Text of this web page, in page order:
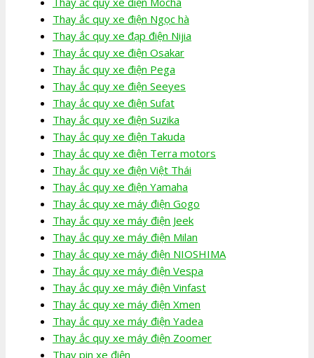
Thay ắc quy xe điện Ngọc hà
Thay ắc quy xe đạp điện Nijia
Thay ắc quy xe điện Osakar
Thay ắc quy xe điện Pega
Thay ắc quy xe điện Seeyes
Thay ắc quy xe điện Sufat
Thay ắc quy xe điện Suzika
Thay ắc quy xe điện Takuda
Thay ắc quy xe điện Terra motors
Thay ắc quy xe điện Việt Thái
Thay ắc quy xe điện Yamaha
Thay ắc quy xe máy điện Gogo
Thay ắc quy xe máy điện Jeek
Thay ắc quy xe máy điện Milan
Thay ắc quy xe máy điện NIOSHIMA
Thay ắc quy xe máy điện Vespa
Thay ắc quy xe máy điện Vinfast
Thay ắc quy xe máy điện Xmen
Thay ắc quy xe máy điện Yadea
Thay ắc quy xe máy điện Zoomer
Thay pin xe điện